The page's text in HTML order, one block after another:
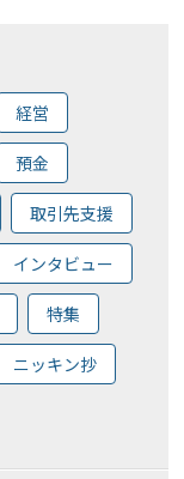
経営
預金
取引先支援
インタビュー
特集
ニッキン抄